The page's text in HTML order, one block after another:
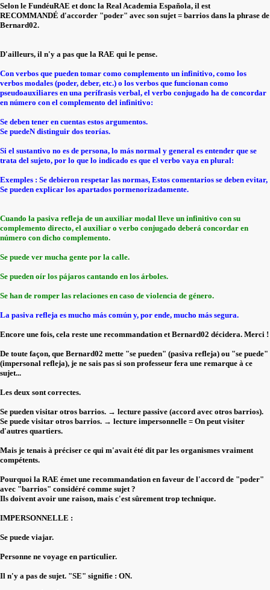
Selon le FundéuRAE et donc la Real Academia Española, il est
RECOMMANDÉ d'accorder "poder" avec son sujet = barrios dans la phrase de
Bernard02.
D'ailleurs, il n'y a pas que la RAE qui le pense.
Con verbos que pueden tomar como complemento un infinitivo, como los
verbos modales (poder, deber, etc.) o los verbos que funcionan como
pseudoauxiliares en una perífrasis verbal, el verbo conjugado ha de concordar
en número con el complemento del infinitivo:
Se deben tener en cuentas estos argumentos.
Se puedeN distinguir dos teorías.
Si el sustantivo no es de persona, lo más normal y general es entender que se
trata del sujeto, por lo que lo indicado es que el verbo vaya en plural:
Exemples : Se debieron respetar las normas, Estos comentarios se deben evitar,
Se pueden explicar los apartados pormenorizadamente.
Cuando la pasiva refleja de un auxiliar modal lleve un infinitivo con su
complemento directo, el auxiliar o verbo conjugado deberá concordar en
número con dicho complemento.
Se puede ver mucha gente por la calle.
Se pueden oír los pájaros cantando en los árboles.
Se han de romper las relaciones en caso de violencia de género.
La pasiva refleja es mucho más común y, por ende, mucho más segura.
Encore une fois, cela reste une recommandation et Bernard02 décidera. Merci !
De toute façon, que Bernard02 mette "se pueden" (pasiva refleja) ou "se puede"
(impersonal refleja), je ne sais pas si son professeur fera une remarque à ce
sujet...
Les deux sont correctes.
Se pueden visitar otros barrios. → lecture passive (accord avec otros barrios).
Se puede visitar otros barrios. → lecture impersonnelle = On peut visiter
d'autres quartiers.
Mais je tenais à préciser ce qui m'avait été dit par les organismes vraiment
compétents.
Pourquoi la RAE émet une recommandation en faveur de l'accord de "poder"
avec "barrios" considéré comme sujet ?
Ils doivent avoir une raison, mais c'est sûrement trop technique.
IMPERSONNELLE :
Se puede viajar.
Personne ne voyage en particulier.
Il n'y a pas de sujet. "SE" signifie : ON.